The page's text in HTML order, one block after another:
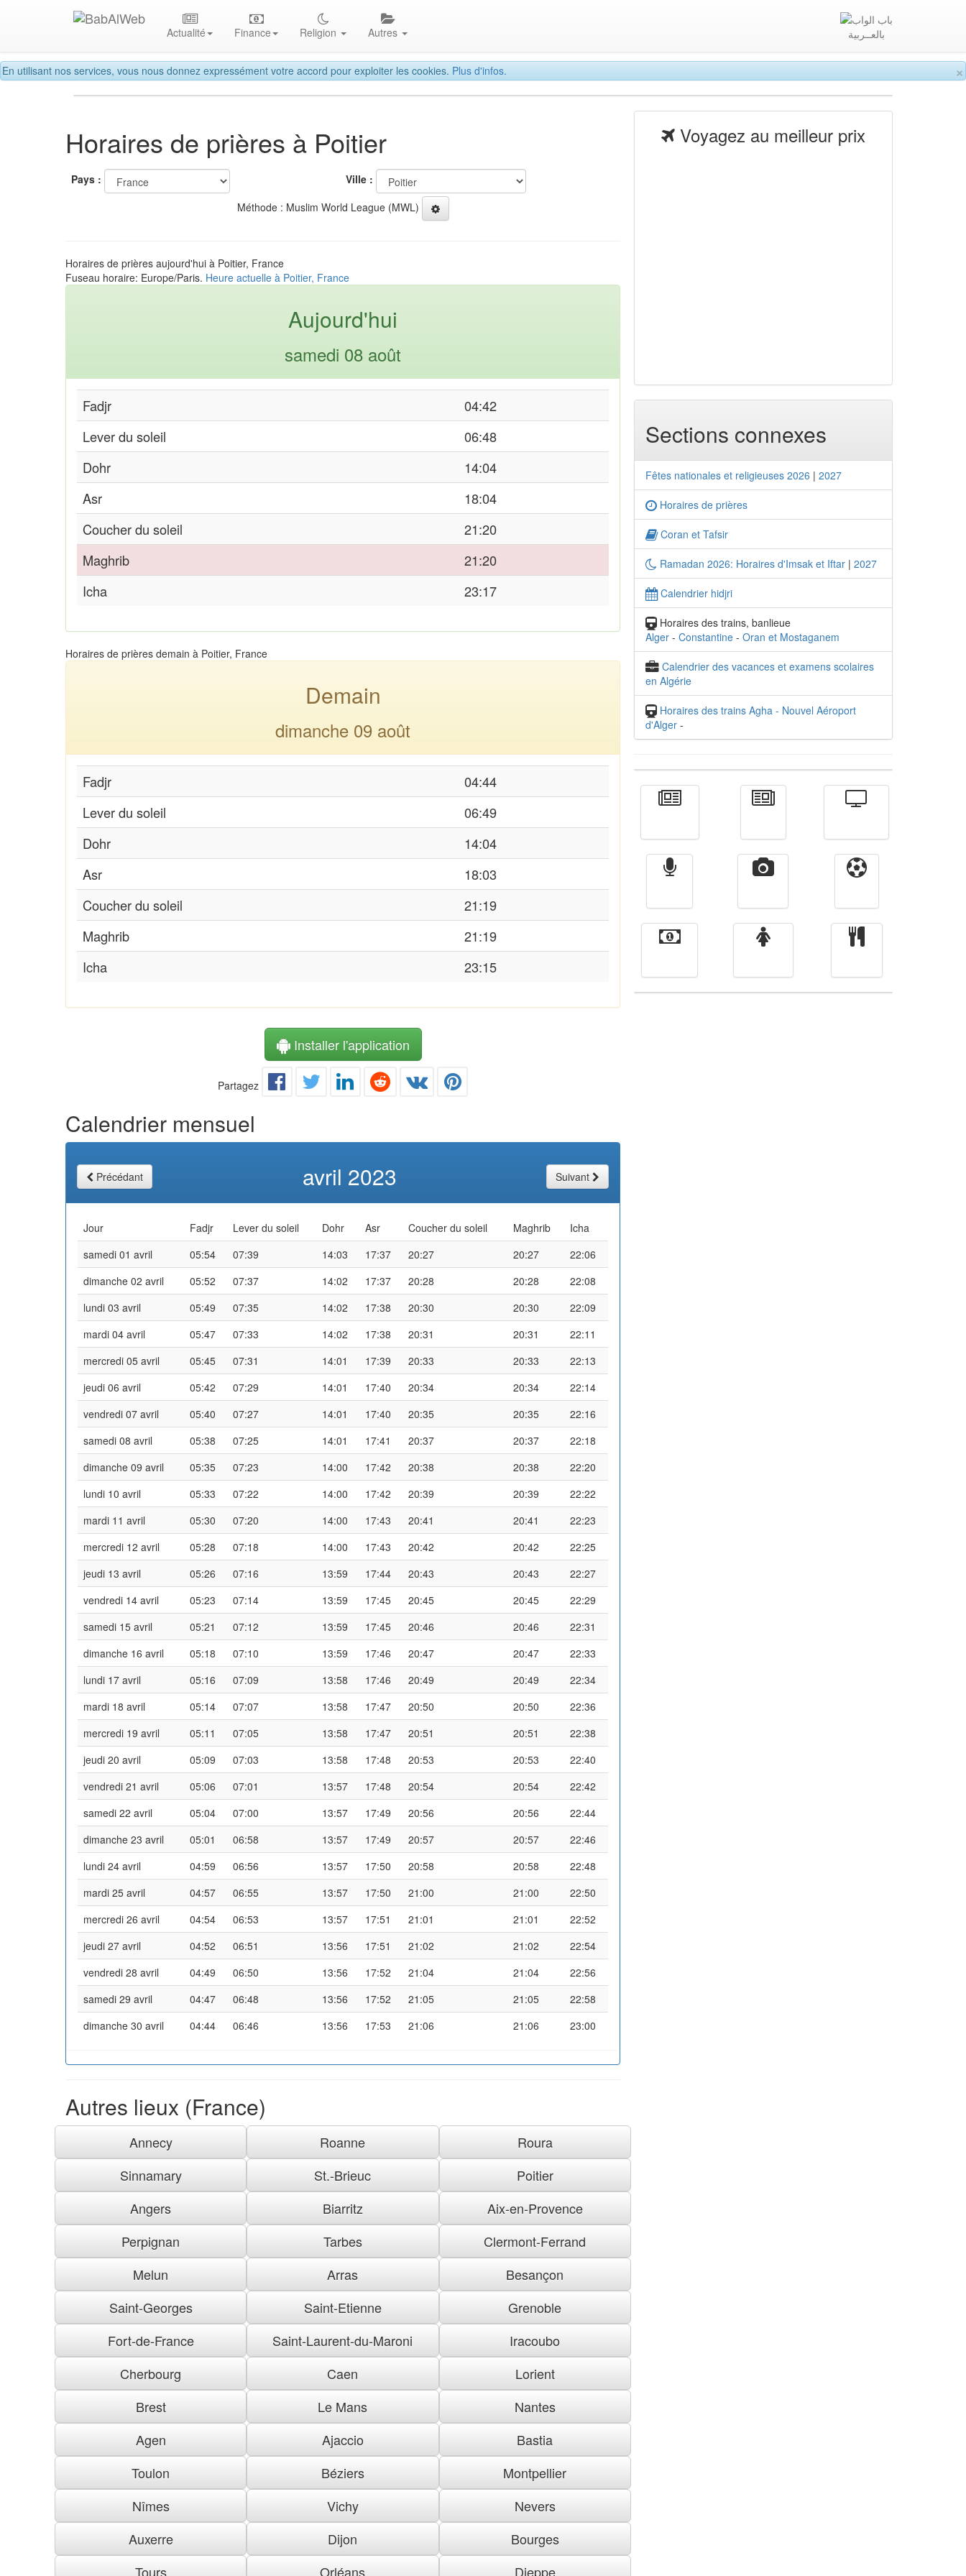
×
En utilisant nos services, vous nous donnez expressément votre accord pour exploiter les cookies. Plus d'infos.
Actualité Finance Religion Autres بالعــربية
Horaires de prières à Poitier
Pays :
Ville :
Méthode : Muslim World League (MWL)
Horaires de prières aujourd'hui à Poitier, France
Fuseau horaire: Europe/Paris. Heure actuelle à Poitier, France
Aujourd'hui
samedi 08 août
Fadjr
04:42
Lever du soleil
06:48
Dohr
14:04
Asr
18:04
Coucher du soleil
21:20
Maghrib
21:20
Icha
23:17
Horaires de prières demain à Poitier, France
Demain
dimanche 09 août
Fadjr
04:44
Lever du soleil
06:49
Dohr
14:04
Asr
18:03
Coucher du soleil
21:19
Maghrib
21:19
Icha
23:15
Installer l'application
Partagez
Calendrier mensuel
Précédant avril 2023 Suivant
Jour Fadjr Lever du soleil Dohr Asr Coucher du soleil Maghrib
Icha
samedi 01 avril
05:54 07:39 14:03 17:37 20:27 20:27
22:06
dimanche 02 avril
05:52 07:37 14:02 17:37 20:28 20:28
22:08
lundi 03 avril
05:49 07:35 14:02 17:38 20:30 20:30
22:09
mardi 04 avril
05:47 07:33 14:02 17:38 20:31 20:31
22:11
mercredi 05 avril
05:45 07:31 14:01 17:39 20:33 20:33
22:13
jeudi 06 avril
05:42 07:29 14:01 17:40 20:34 20:34
22:14
vendredi 07 avril
05:40 07:27 14:01 17:40 20:35 20:35
22:16
samedi 08 avril
05:38 07:25 14:01 17:41 20:37 20:37
22:18
dimanche 09 avril
05:35 07:23 14:00 17:42 20:38 20:38
22:20
lundi 10 avril
05:33 07:22 14:00 17:42 20:39 20:39
22:22
mardi 11 avril
05:30 07:20 14:00 17:43 20:41 20:41
22:23
mercredi 12 avril
05:28 07:18 14:00 17:43 20:42 20:42
22:25
jeudi 13 avril
05:26 07:16 13:59 17:44 20:43 20:43
22:27
vendredi 14 avril
05:23 07:14 13:59 17:45 20:45 20:45
22:29
samedi 15 avril
05:21 07:12 13:59 17:45 20:46 20:46
22:31
dimanche 16 avril
05:18 07:10 13:59 17:46 20:47 20:47
22:33
lundi 17 avril
05:16 07:09 13:58 17:46 20:49 20:49
22:34
mardi 18 avril
05:14 07:07 13:58 17:47 20:50 20:50
22:36
mercredi 19 avril
05:11 07:05 13:58 17:47 20:51 20:51
22:38
jeudi 20 avril
05:09 07:03 13:58 17:48 20:53 20:53
22:40
vendredi 21 avril
05:06 07:01 13:57 17:48 20:54 20:54
22:42
samedi 22 avril
05:04 07:00 13:57 17:49 20:56 20:56
22:44
dimanche 23 avril
05:01 06:58 13:57 17:49 20:57 20:57
22:46
lundi 24 avril
04:59 06:56 13:57 17:50 20:58 20:58
22:48
mardi 25 avril
04:57 06:55 13:57 17:50 21:00 21:00
22:50
mercredi 26 avril
04:54 06:53 13:57 17:51 21:01 21:01
22:52
jeudi 27 avril
04:52 06:51 13:56 17:51 21:02 21:02
22:54
vendredi 28 avril
04:49 06:50 13:56 17:52 21:04 21:04
22:56
samedi 29 avril
04:47 06:48 13:56 17:52 21:05 21:05
22:58
dimanche 30 avril
04:44 06:46 13:56 17:53 21:06 21:06 23:00
Autres lieux (France)
Annecy Roanne
Roura
Sinnamary
St.-Brieuc
Poitier
Angers
Biarritz
Aix-en-Provence
Perpignan
Tarbes
Clermont-Ferrand
Melun
Arras
Besançon
Saint-Georges
Saint-Etienne
Grenoble
Fort-de-France
Saint-Laurent-du-Maroni
Iracoubo
Cherbourg
Caen
Lorient
Brest
Le Mans
Nantes
Agen
Ajaccio
Bastia
Toulon
Béziers
Montpellier
Nîmes
Vichy
Nevers
Auxerre
Dijon
Bourges
Tours
Orléans Dieppe
Voyagez au meilleur prix
Sections connexes
Fêtes nationales et religieuses 2026 | 2027
Horaires de prières
Coran et Tafsir
Ramadan 2026: Horaires d'Imsak et Iftar | 2027
Calendrier hidjri
Horaires des trains, banlieue
Alger - Constantine - Oran et Mostaganem
Calendrier des vacances et examens scolaires
en Algérie
Horaires des trains Agha - Nouvel Aéroport
d'Alger -